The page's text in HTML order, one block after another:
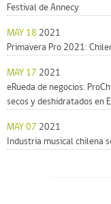
Festival de Annecy
MAY 18 2021
Primavera Pro 2021:
MAY 17 2021
eRueda de negocios:
secos y deshidratados en
MAY 07 2021
Industria musical chilena